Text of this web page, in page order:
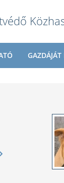
GAZDÁJÁT